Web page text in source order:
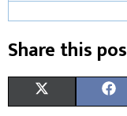
Share this